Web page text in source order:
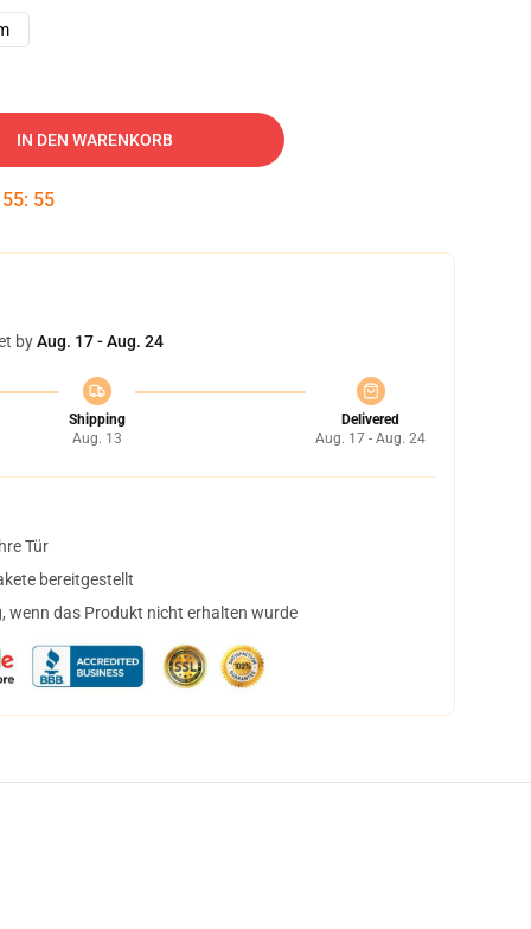
IN DEN WARENKORB
55: 55
byAug. 17 - Aug. 24
Shipping
Aug. 13
Delivered
Aug. 17 - Aug. 24
Tür
bereitgestellt
wenn das Produkt nicht erhalten wurde